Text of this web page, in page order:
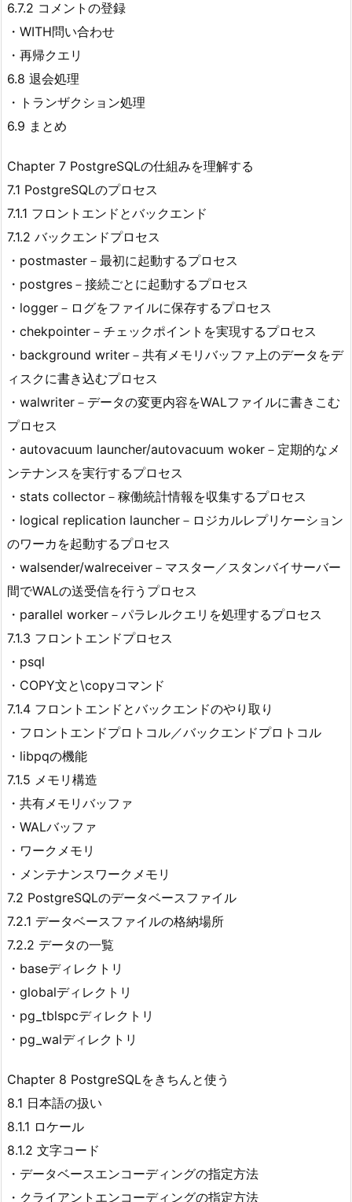
6.7.2 コメントの登録
・WITH問い合わせ
・再帰クエリ
6.8 退会処理
・トランザクション処理
6.9 まとめ
Chapter 7 PostgreSQLの仕組みを理解する
7.1 PostgreSQLのプロセス
7.1.1 フロントエンドとバックエンド
7.1.2 バックエンドプロセス
・postmaster－最初に起動するプロセス
・postgres－接続ごとに起動するプロセス
・logger－ログをファイルに保存するプロセス
・chekpointer－チェックポイントを実現するプロセス
・background writer－共有メモリバッファ上のデータをデ
ィスクに書き込むプロセス
・walwriter－データの変更内容をWALファイルに書きこむ
プロセス
・autovacuum launcher/autovacuum woker－定期的なメ
ンテナンスを実行するプロセス
・stats collector－稼働統計情報を収集するプロセス
・logical replication launcher－ロジカルレプリケーション
のワーカを起動するプロセス
・walsender/walreceiver－マスター／スタンバイサーバー
間でWALの送受信を行うプロセス
・parallel worker－パラレルクエリを処理するプロセス
7.1.3 フロントエンドプロセス
・psql
・COPY文と\copyコマンド
7.1.4 フロントエンドとバックエンドのやり取り
・フロントエンドプロトコル／バックエンドプロトコル
・libpqの機能
7.1.5 メモリ構造
・共有メモリバッファ
・WALバッファ
・ワークメモリ
・メンテナンスワークメモリ
7.2 PostgreSQLのデータベースファイル
7.2.1 データベースファイルの格納場所
7.2.2 データの一覧
・baseディレクトリ
・globalディレクトリ
・pg_tblspcディレクトリ
・pg_walディレクトリ
Chapter 8 PostgreSQLをきちんと使う
8.1 日本語の扱い
8.1.1 ロケール
8.1.2 文字コード
・データベースエンコーディングの指定方法
・クライアントエンコーディングの指定方法